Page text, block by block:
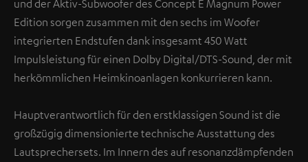
und der Aktiv-Subwoofer des Concept E Magnum Power
Edition sorgen zusammen mit den sechs im Woofer
integrierten Endstufen dank insgesamt 450 Watt
Impulsleistung für einen Dolby Digital/DTS-Sound, der mit
herkömmlichen Heimkinoanlagen konkurrieren kann.
Hauptverantwortlich für den erstklassigen Sound ist die
großzügig dimensionierte technische Ausstattung des
Lautsprechersets. Im Innern des auf resonanzdämpfenden